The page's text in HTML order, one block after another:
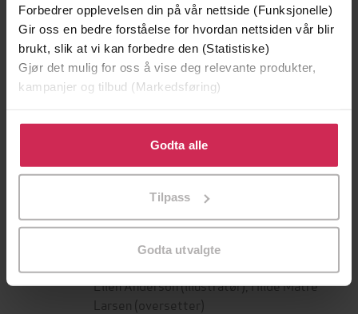
Forbedrer opplevelsen din på vår nettside (Funksjonelle)
Gir oss en bedre forståelse for hvordan nettsiden vår blir
brukt, slik at vi kan forbedre den (Statistiske)
Gjør det mulig for oss å vise deg relevante produkter,
kampanjer og tilbud (Markedsføring)
Klikk på «Godta alle» for å gi oss ditt samtykke til å
bruke cookies for alle disse formålene. Du kan også
tilpasse ditt samtykke til spesifikke formål ved å klikke
Godta alle
Tilpass
Godta utvalgte
99,-
Den rikeste gutten i verden
EBOK
199,-
EBOK
Forfattere
Ellen Anderson(illustratør),Hilde Matre
Larsen (oversetter)